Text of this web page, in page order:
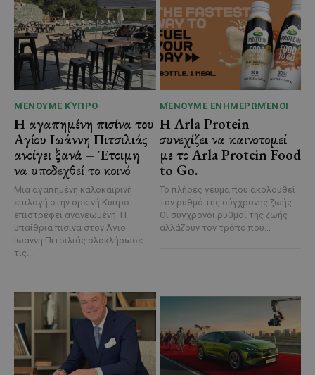
ΜΈΝΟΥΜΕ ΚΎΠΡΟ
Η αγαπημένη πισίνα του
Αγίου Ιωάννη Πιτσιλιάς
ανοίγει ξανά – Έτοιμη
να υποδεχθεί το κοινό
Μια αγαπημένη καλοκαιρινή
επιλογή στην ορεινή Κύπρο
επιστρέφει ανανεωμένη. Η
υπαίθρια πισίνα στον Άγιο
Ιωάννη Πιτσιλιάς ολοκλήρωσε
τις...
ΜΈΝΟΥΜΕ ΕΝΗΜΕΡΩΜΈΝΟΙ
Η Arla Protein
συνεχίζει να καινοτομεί
με το Arla Protein Food
to Go.
Το πλήρες γεύμα που ακολουθεί
τον ρυθμό της σύγχρονης ζωής.
Οι σύγχρονοι ρυθμοί της ζωής
αλλάζουν τον τρόπο που...